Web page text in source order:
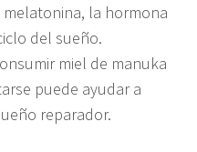
la hormona
del sueño.
miel de manuka
puede ayudar a
reparador.